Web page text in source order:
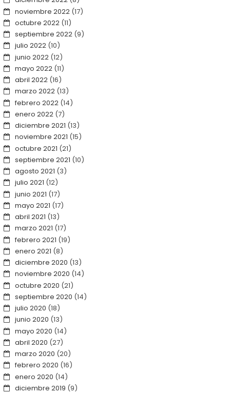
noviembre 2022(17)
octubre 2022(11)
septiembre 2022(9)
julio 2022(10)
junio 2022(12)
mayo 2022(11)
abril 2022(16)
marzo 2022(13)
febrero 2022(14)
enero 2022(7)
diciembre 2021 (13)
noviembre 2021 (15)
octubre 2021 (21)
septiembre 2021 (10)
agosto 2021 (3)
julio 2021 (12)
junio 2021 (17)
mayo 2021 (17)
abril 2021 (13)
marzo 2021 (17)
febrero 2021 (19)
enero 2021 (8)
diciembre 2020 (13)
noviembre 2020 (14)
octubre 2020 (21)
septiembre 2020 (14)
julio 2020 (18)
junio 2020 (13)
mayo 2020 (14)
abril 2020 (27)
marzo 2020 (20)
febrero 2020 (16)
enero 2020 (14)
diciembre 2019 (9)